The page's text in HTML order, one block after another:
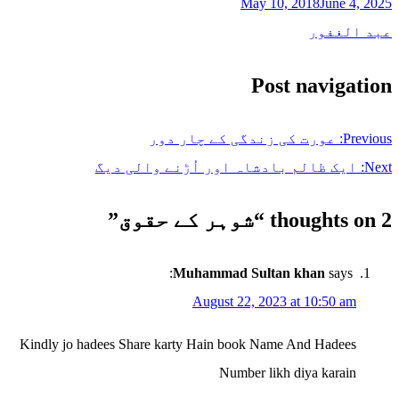
عبد الغفور
Post navigation
Previous:
عورت کی زندگی کے چار دور
Next:
ایک ظالم بادشاہ اور اُڑنے والی دیگ
2 thoughts on “ شوہر کے حقوق”
Muhammad Sultan khan says:
August 22, 2023 at 10:50 am
Kindly jo hadees Share karty Hain book Name And Hadees
Number likh diya karain